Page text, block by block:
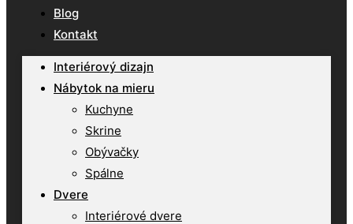
Blog
Kontakt
Interiérový dizajn
Nábytok na mieru
Kuchyne
Skrine
Obývačky
Spálne
Dvere
Interiérové dvere